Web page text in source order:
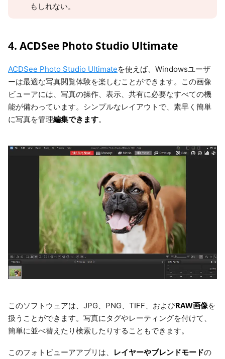
もしれない。
4. ACDSee Photo Studio Ultimate
ACDSee Photo Studio Ultimateを使えば、Windowsユーザ
ーは最適な写真閲覧体験を楽しむことができます。この画像
ビューアには、写真の操作、表示、共有に必要なすべての機
能が備わっています。シンプルなレイアウトで、素早く簡単
に写真を管理編集できます。
このソフトウェアは、JPG、PNG、TIFF、およびRAW画像を
扱うことができます。写真にタグやレーティングを付けて、
簡単に並べ替えたり検索したりすることもできます。
このフォトビューアアプリは、 レイヤーやブレンドモードの